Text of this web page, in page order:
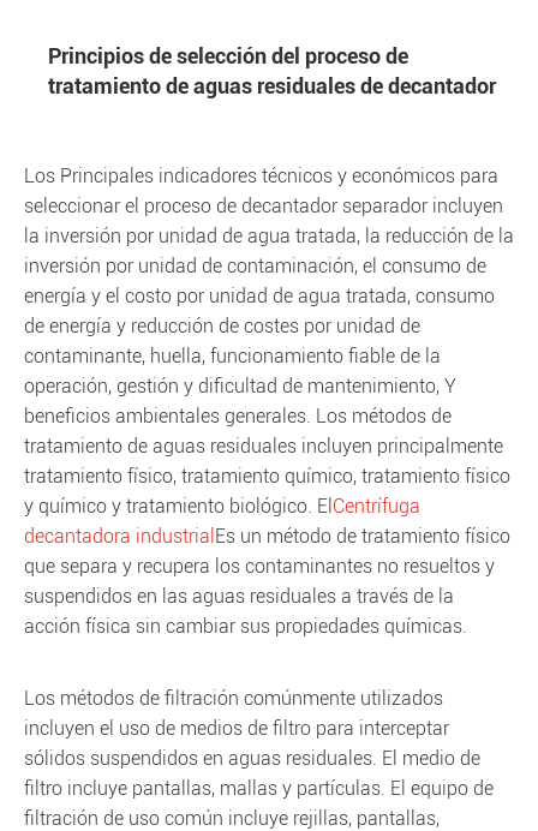
Principios de selección del proceso de
tratamiento de aguas residuales de decantador
Los Principales indicadores técnicos y económicos para
seleccionar el proceso de decantador separador incluyen
la inversión por unidad de agua tratada, la reducción de la
inversión por unidad de contaminación, el consumo de
energía y el costo por unidad de agua tratada, consumo
de energía y reducción de costes por unidad de
contaminante, huella, funcionamiento fiable de la
operación, gestión y dificultad de mantenimiento, Y
beneficios ambientales generales. Los métodos de
tratamiento de aguas residuales incluyen principalmente
tratamiento físico, tratamiento químico, tratamiento físico
y químico y tratamiento biológico. El Centrífuga
decantadora industrial Es un método de tratamiento físico
que separa y recupera los contaminantes no resueltos y
suspendidos en las aguas residuales a través de la
acción física sin cambiar sus propiedades químicas.
Los métodos de filtración comúnmente utilizados
incluyen el uso de medios de filtro para interceptar
sólidos suspendidos en aguas residuales. El medio de
filtro incluye pantallas, mallas y partículas. El equipo de
filtración de uso común incluye rejillas, pantallas,